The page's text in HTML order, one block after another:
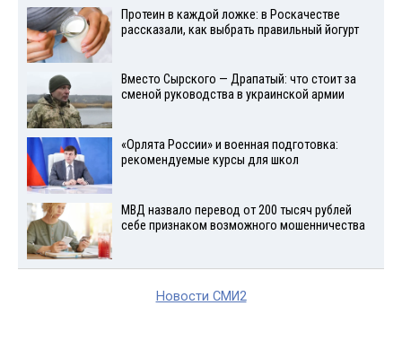
Протеин в каждой ложке: в Роскачестве
рассказали, как выбрать правильный йогурт
Вместо Сырского — Драпатый: что стоит за
сменой руководства в украинской армии
«Орлята России» и военная подготовка:
рекомендуемые курсы для школ
МВД назвало перевод от 200 тысяч рублей
себе признаком возможного мошенничества
Новости СМИ2